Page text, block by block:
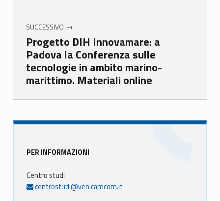
SUCCESSIVO
Progetto DIH Innovamare: a
Padova la Conferenza sulle
tecnologie in ambito marino-
marittimo. Materiali online
Skip back to main navigation
Sidebar
PER INFORMAZIONI
Centro studi
centrostudi@ven.camcom.it